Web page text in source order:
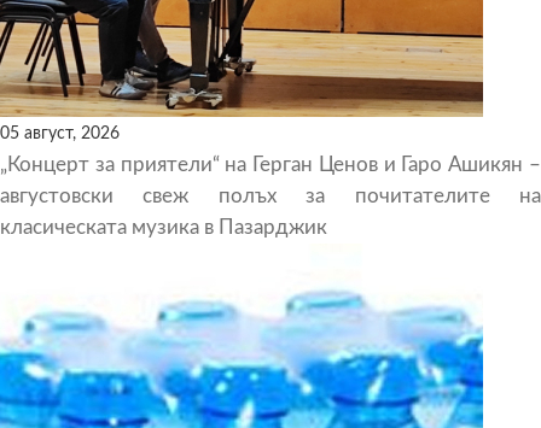
05 август, 2026
„Концерт за приятели“ на Герган Ценов и Гаро Ашикян –
августовски свеж полъх за почитателите на
класическата музика в Пазарджик